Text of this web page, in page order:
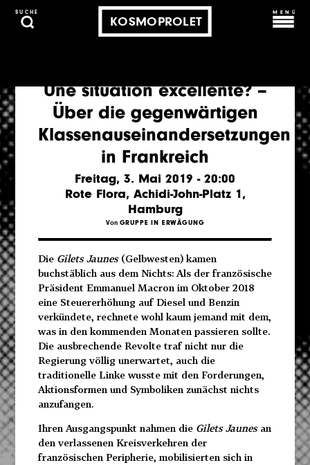
SUCHE
KOSMOPROLET
MENÜ
Une situation excellente? –
Über die gegenwärtigen
Klassenauseinandersetzungen
in Frankreich
Freitag, 3. Mai 2019 - 20:00
Rote Flora, Achidi-John-Platz 1,
Hamburg
Von GRUPPE IN ERWÄGUNG
Die Gilets Jaunes(Gelbwesten) kamen
buchstäblich aus dem Nichts: Als der französische
Präsident Emmanuel Macron im Oktober 2018
eine Steuererhöhung auf Diesel und Benzin
verkündete, rechnete wohl kaum jemand mit dem,
was in den kommenden Monaten passieren sollte.
Die ausbrechende Revolte traf nicht nur die
Regierung völlig unerwartet, auch die
traditionelle Linke wusste mit den Forderungen,
Aktionsformen und Symboliken zunächst nichts
anzufangen.
Ihren Ausgangspunkt nahmen die Gilets Jaunesan
den verlassenen Kreisverkehren der
französischen Peripherie, mobilisierten sich in